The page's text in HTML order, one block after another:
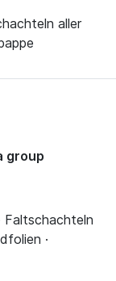
aller
group
Faltschachteln
·